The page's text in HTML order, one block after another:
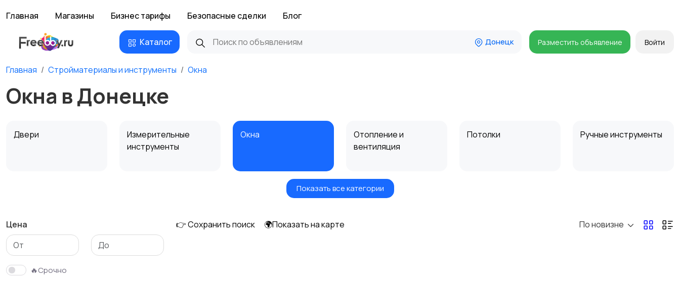
Главная Магазины Бизнес тарифы Безопасные сделки Блог
Каталог Донецк Разместить объявление Войти
Главная Стройматериалы и инструменты Окна
Окна в Донецке
Двери
Измерительные
инструменты
Окна
Отопление и
вентиляция
Потолки Ручные инструменты
Электроинструмент
Показать все категории
Цена
🔥Срочно
👉 Сохранить поиск 🌍Показать на карте По новизне